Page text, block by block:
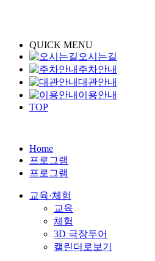
QUICK MENU
오시는길
주차안내
대관안내
이용안내
TOP
Home
프로그램
프로그램
교육·체험
교육
체험
3D 극장투어
캘린더로보기